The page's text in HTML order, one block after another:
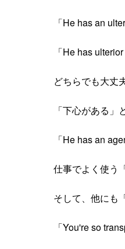
「He has an
「He has
どちらでも大丈
「下心がある」
「He has an
仕事でよく使う
そして、他にも
「You're so